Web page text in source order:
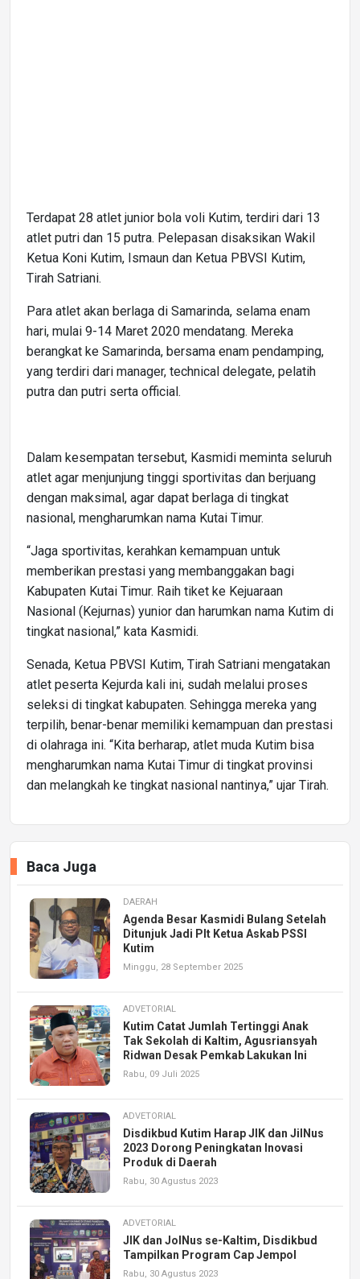
Terdapat 28 atlet junior bola voli Kutim, terdiri dari 13
atlet putri dan 15 putra. Pelepasan disaksikan Wakil
Ketua Koni Kutim, Ismaun dan Ketua PBVSI Kutim,
Tirah Satriani.
Para atlet akan berlaga di Samarinda, selama enam
hari, mulai 9-14 Maret 2020 mendatang. Mereka
berangkat ke Samarinda, bersama enam pendamping,
yang terdiri dari manager, technical delegate, pelatih
putra dan putri serta official.
Dalam kesempatan tersebut, Kasmidi meminta seluruh
atlet agar menjunjung tinggi sportivitas dan berjuang
dengan maksimal, agar dapat berlaga di tingkat
nasional, mengharumkan nama Kutai Timur.
“Jaga sportivitas, kerahkan kemampuan untuk
memberikan prestasi yang membanggakan bagi
Kabupaten Kutai Timur. Raih tiket ke Kejuaraan
Nasional (Kejurnas) yunior dan harumkan nama Kutim di
tingkat nasional,” kata Kasmidi.
Senada, Ketua PBVSI Kutim, Tirah Satriani mengatakan
atlet peserta Kejurda kali ini, sudah melalui proses
seleksi di tingkat kabupaten. Sehingga mereka yang
terpilih, benar-benar memiliki kemampuan dan prestasi
di olahraga ini. “Kita berharap, atlet muda Kutim bisa
mengharumkan nama Kutai Timur di tingkat provinsi
dan melangkah ke tingkat nasional nantinya,” ujar Tirah.
Baca Juga
DAERAH
Agenda Besar Kasmidi Bulang Setelah
Ditunjuk Jadi Plt Ketua Askab PSSI
Kutim
Minggu, 28 September 2025
ADVETORIAL
Kutim Catat Jumlah Tertinggi Anak
Tak Sekolah di Kaltim, Agusriansyah
Ridwan Desak Pemkab Lakukan Ini
Rabu, 09 Juli 2025
ADVETORIAL
Disdikbud Kutim Harap JIK dan JilNus
2023 Dorong Peningkatan Inovasi
Produk di Daerah
Rabu, 30 Agustus 2023
ADVETORIAL
JIK dan JolNus se-Kaltim, Disdikbud
Tampilkan Program Cap Jempol
Rabu, 30 Agustus 2023